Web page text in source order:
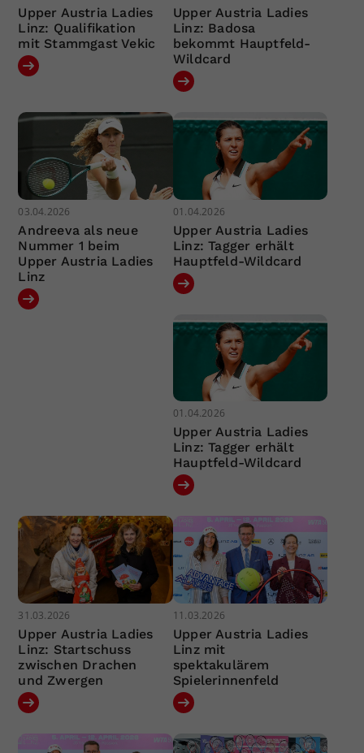
Upper Austria Ladies
Linz: Qualifikation
mit Stammgast Vekic
Upper Austria Ladies
Linz: Badosa
bekommt Hauptfeld-
Wildcard
03.04.2026
Andreeva als neue
Nummer 1 beim
Upper Austria Ladies
Linz
01.04.2026
Upper Austria Ladies
Linz: Tagger erhält
Hauptfeld-Wildcard
01.04.2026
Upper Austria Ladies
Linz: Tagger erhält
Hauptfeld-Wildcard
31.03.2026
Upper Austria Ladies
Linz: Startschuss
zwischen Drachen
und Zwergen
11.03.2026
Upper Austria Ladies
Linz mit
spektakulärem
Spielerinnenfeld